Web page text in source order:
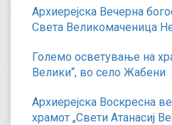
Архиерејска Вечерна
Света Великомаченица
Големо осветување на
Велики“, во село Жабени
Архиерејска Воскресна
храмот „Свети Атанасиј